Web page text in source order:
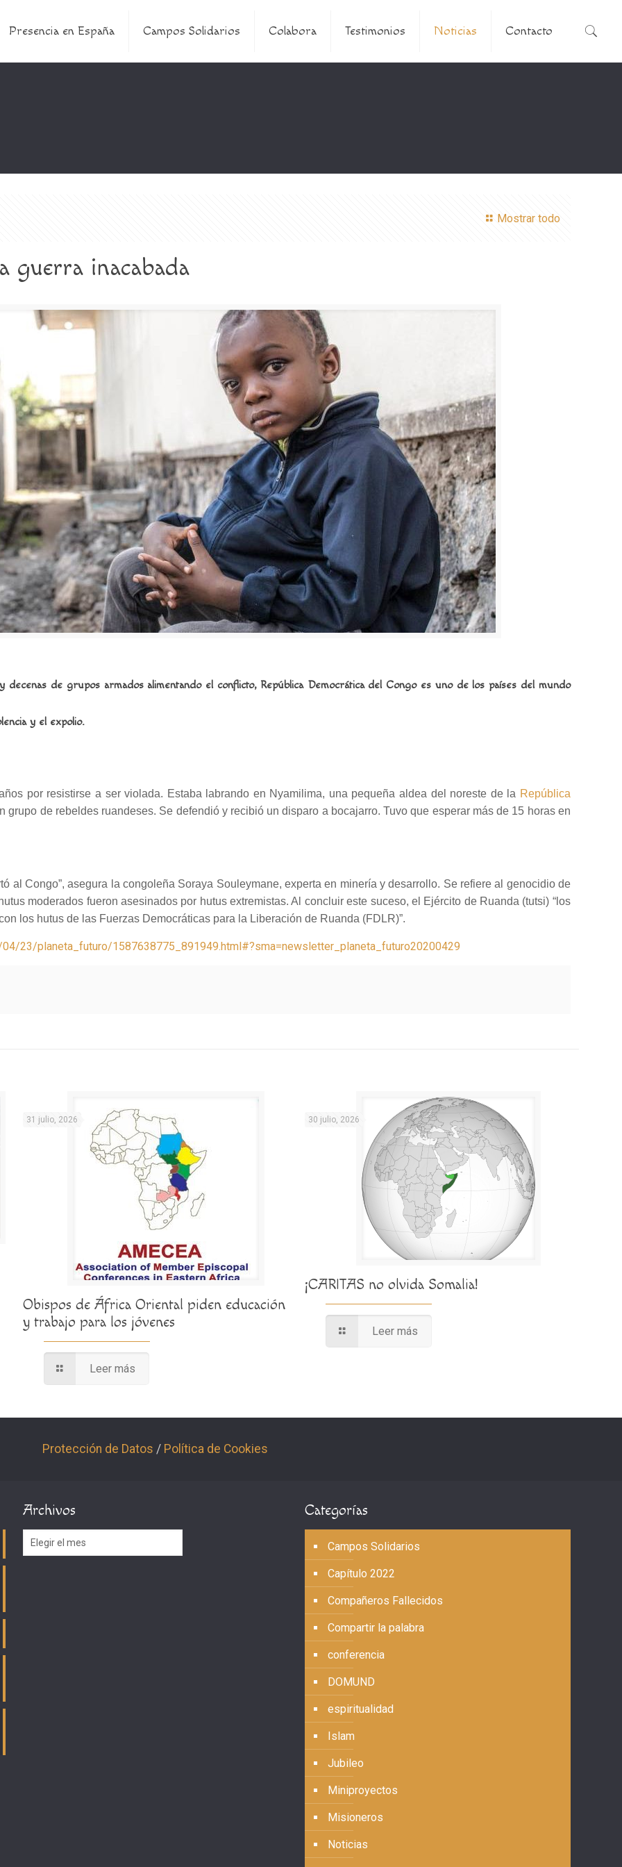
Presencia en España Campos Solidarios Colabora Testimonios Noticias Contacto
Mostrar todo
guerra inacabada
de grupos armados alimentando el conflicto, República Democrática del Congo es uno de los países del mundo
y el expolio.
por resistirse a ser violada. Estaba labrando en Nyamilima, una pequeña aldea del noreste de la República
grupo de rebeldes ruandeses. Se defendió y recibió un disparo a bocajarro. Tuvo que esperar más de 15 horas en
al Congo”, asegura la congoleña Soraya Souleymane, experta en minería y desarrollo. Se refiere al genocidio de
moderados fueron asesinados por hutus extremistas. Al concluir este suceso, el Ejército de Ruanda (tutsi) “los
los hutus de las Fuerzas Democráticas para la Liberación de Ruanda (FDLR)”.
23/planeta_futuro/1587638775_891949.html#?sma=newsletter_planeta_futuro20200429
31 julio, 2026
Obispos de África Oriental piden educación
y trabajo para los jóvenes
Leer más
30 julio, 2026
¡CARITAS no olvida Somalia!
Leer más
Protección de Datos / Política de Cookies
Archivos
Archivos
Categorías
Campos Solidarios
Capítulo 2022
Compañeros Fallecidos
Compartir la palabra
conferencia
DOMUND
espiritualidad
Islam
Jubileo
Miniproyectos
Misioneros
Noticias